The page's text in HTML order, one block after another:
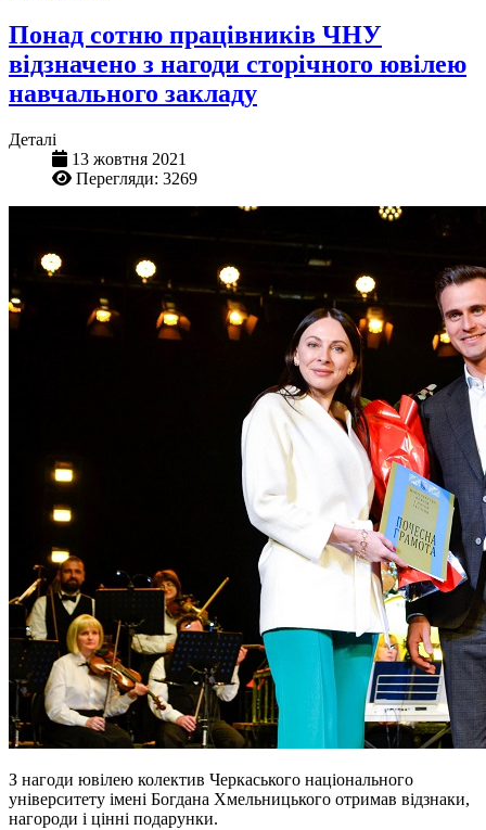
Понад сотню працівників ЧНУ
відзначено з нагоди сторічного ювілею
навчального закладу
Деталі
13 жовтня 2021
Перегляди: 3269
З нагоди ювілею колектив Черкаського національного
університету імені Богдана Хмельницького отримав відзнаки,
нагороди і цінні подарунки.